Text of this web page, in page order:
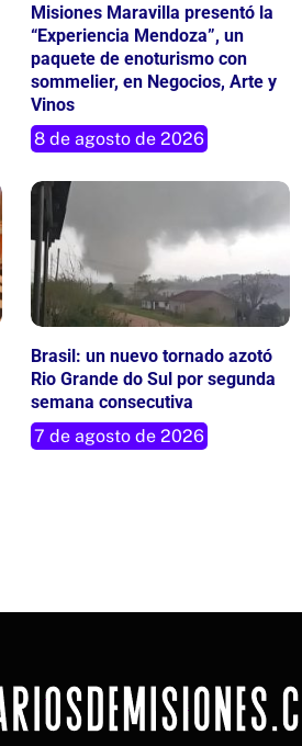
Misiones Maravilla presentó la
“Experiencia Mendoza”, un
paquete de enoturismo con
sommelier, en Negocios, Arte y
Vinos
8 de agosto de 2026
Brasil: un nuevo tornado azotó
Rio Grande do Sul por segunda
semana consecutiva
7 de agosto de 2026